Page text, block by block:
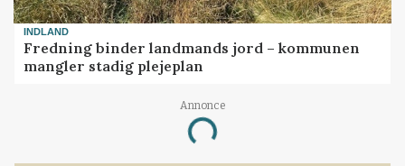
INDLAND
Fredning binder landmands jord – kommunen
mangler stadig plejeplan
Annonce
Loading...